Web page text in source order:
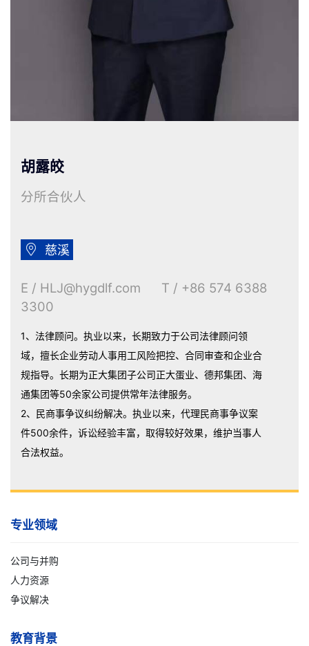
胡露皎
分所合伙人
 慈溪
E / HLJ@hygdlf.com T / +86 574 6388
3300
1、法律顾问。执业以来，长期致力于公司法律顾问领
域，擅长企业劳动人事用工风险把控、合同审查和企业合
规指导。长期为正大集团子公司正大蛋业、德邦集团、海
通集团等50余家公司提供常年法律服务。
2、民商事争议纠纷解决。执业以来，代理民商事争议案
件500余件，诉讼经验丰富，取得较好效果，维护当事人
合法权益。
专业领域
公司与并购
人力资源
争议解决
教育背景